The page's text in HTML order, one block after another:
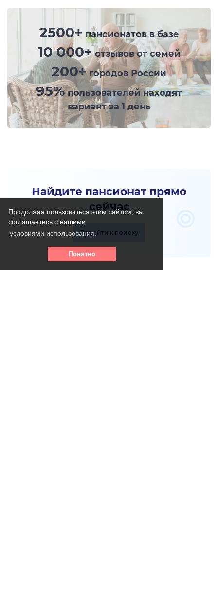
Продолжая пользоваться этим сайтом, вы
соглашаетесь с нашими
условиями использования.
Понятно
2500+ пансионатов в базе
10 000+отзывов от семей
200+городов России
95%пользователей находят
вариант за 1 день
Найдите пансионат прямо
сейчас
Перейти к поиску